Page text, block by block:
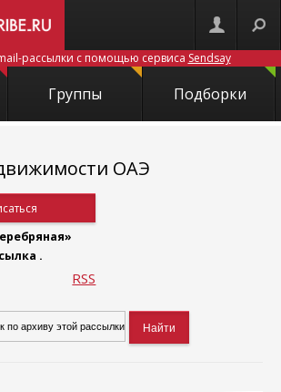
рассылки с помощью сервиса Sendsay
Группы Подборки
ОАЭ
.
RSS